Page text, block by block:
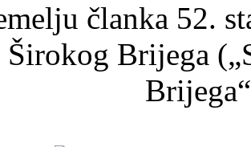
članka 52.
Brijega